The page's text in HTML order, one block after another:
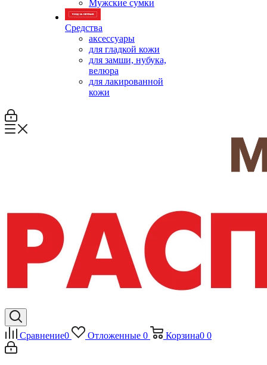
Мужские сумки
Средства
аксессуары
для гладкой кожи
для замши, нубука,
велюра
для лакированной
кожи
Сравнение0 Отложенные 0 Корзина0 0